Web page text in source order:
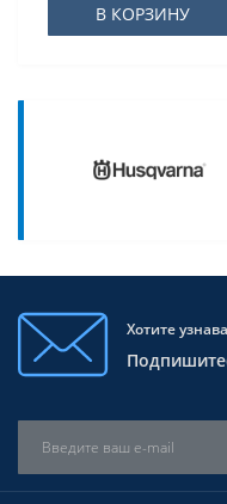
В КОРЗИНУ
Хотите